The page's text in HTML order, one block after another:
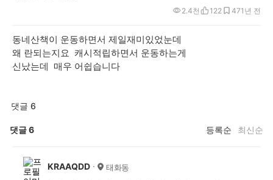
1년 전
2.4천 122 47
동네산책이 운동하면서 제일재미있었눈데
왜 란되는지요 캐시적립하면서 운동하는게
신났는데 매우 어쉽습니다
댓글 6
댓글6 등록순 최신순
KRAAQDD 태화동